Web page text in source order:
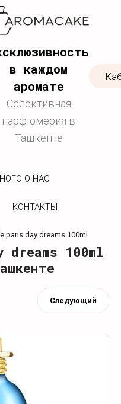
в каждом
аромате
Селективная
парфюмерия в
Ташкенте
О НАС
КОНТАКТЫ
paris day dreams 100ml
100ml
Следующий